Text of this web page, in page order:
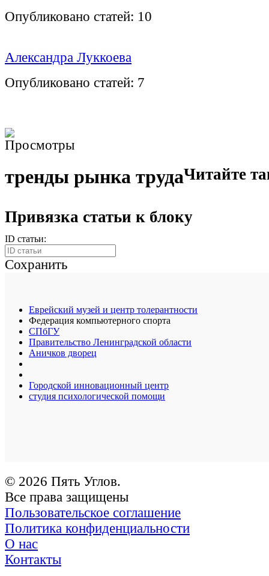
Опубликовано статей: 10
Александра Луккоева
Опубликовано статей: 7
тренды рынка трудаЧитайте
Привязка статьи к блоку
ID статьи:
Сохранить
Еврейский музей и центр толерантности
Федерация компьютерного спорта
СПбГУ
Правительство Ленинградской области
Аничков дворец
Городской инновационный центр
студия психологической помощи
© 2026 Пять Углов.
Все права защищены
Пользовательское соглашение
Политика конфиденциальности
О нас
Контакты